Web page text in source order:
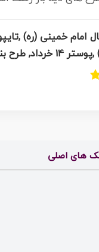
امام خمینی (ره)
های اصلی